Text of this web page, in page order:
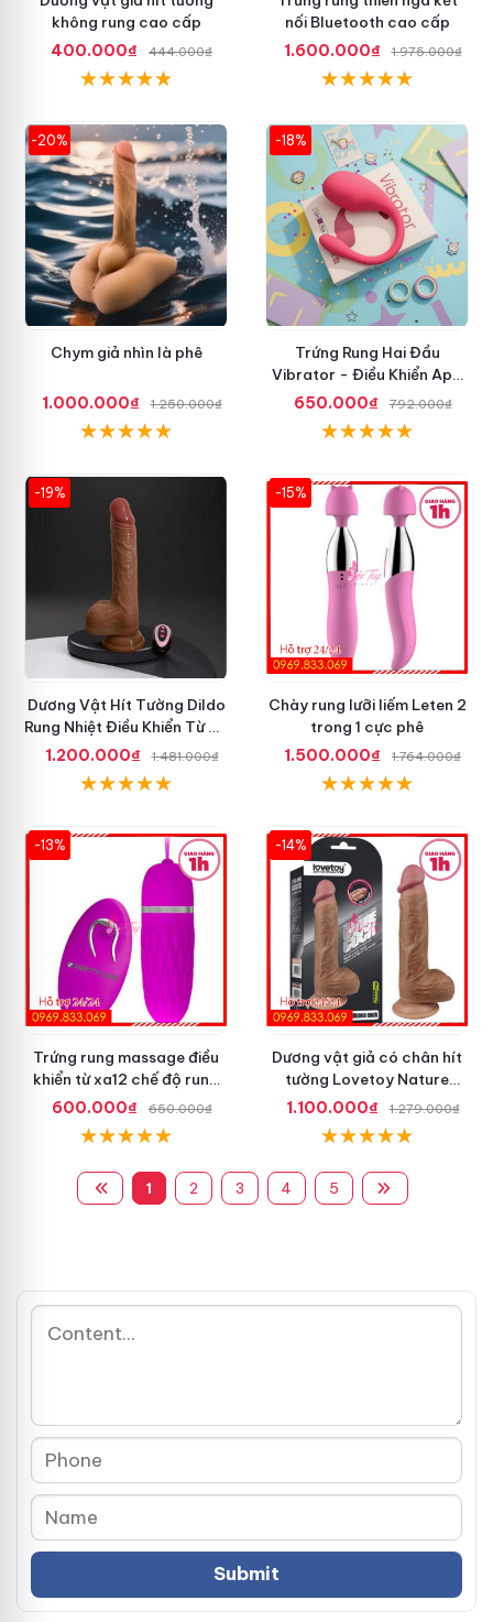
không rung cao cấp
400.000₫
444.000₫
nối Bluetooth cao cấp
1.600.000₫
1.975.000₫
-20%
Chym giả nhìn là phê
1.000.000₫ 1.250.000₫
-18%
Trứng Rung Hai Đầu
Vibrator - Điều Khiển App
Điện Thoại
650.000₫ 792.000₫
-19%
Dương Vật Hít Tường Dildo
Rung Nhiệt Điều Khiển Từ Xa
Tốt Nhất
1.200.000₫ 1.481.000₫
-15%
Chày rung lưỡi liếm Leten 2
trong 1 cực phê
1.500.000₫
1.764.000₫
-13%
Trứng rung massage điều
khiển từ xa12 chế độ rung
Pretty Love
600.000₫ 650.000₫
-14%
Dương vật giả có chân hít
tường Lovetoy Nature
Cock dài 8.5 inch
1.100.000₫ 1.279.000₫
1 2 3 4 5